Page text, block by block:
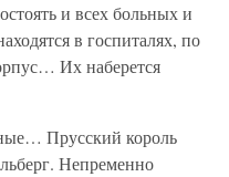
и всех больных и
в госпиталях, по
Их наберется
Прусский король
Непременно